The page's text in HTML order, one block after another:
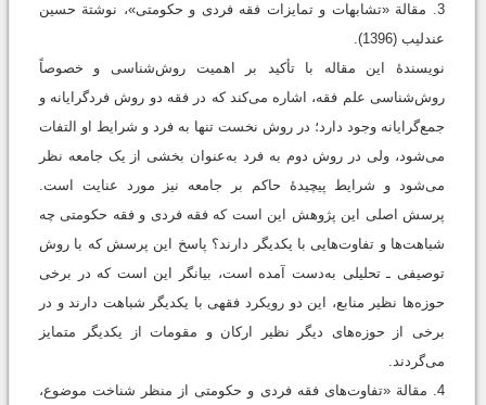
3. مقالة «تشابهات و تمایزات فقه فردی و حکومتی»، نوشتة حسین
عندلیب (1396).
نویسندۀ این مقاله با تأکید بر اهمیت روش‌شناسی و خصوصاً
روش‌شناسی علم فقه، اشاره می‌کند که در فقه دو روش فردگرایانه و
جمع‌گرایانه وجود دارد؛ در روش نخست تنها به فرد و شرایط او التفات
می‌شود، ولی در روش دوم به فرد به‌عنوان بخشی از یک جامعه نظر
می‌شود و شرایط پیچیدۀ حاکم بر جامعه نیز مورد عنایت است.
پرسش اصلی این پژوهش این است که فقه فردی و فقه حکومتی چه
شباهت‌ها و تفاوت‌هایی با یکدیگر دارند؟ پاسخ این پرسش که با روش
توصیفی ـ تحلیلی به‌دست آمده است، بیانگر این است که در برخی
حوزه‌ها نظیر منابع، این دو رویکرد فقهی با یکدیگر شباهت دارند و در
برخی از حوزه‌های دیگر نظیر ارکان و مقومات از یکدیگر متمایز
می‌گردند.
4. مقالة «تفاوت‌های فقه فردی و حکومتی از منظر شناخت موضوع،